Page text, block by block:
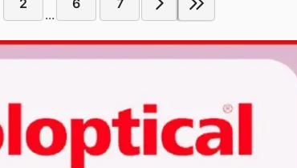
2
...
6 7